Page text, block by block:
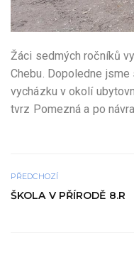
Žáci sedmých ročníků
Chebu. Dopoledne
vycházku v okolí
tvrz Pomezná a po
PŘEDCHOZÍ
ŠKOLA V PŘÍRODĚ 8.R